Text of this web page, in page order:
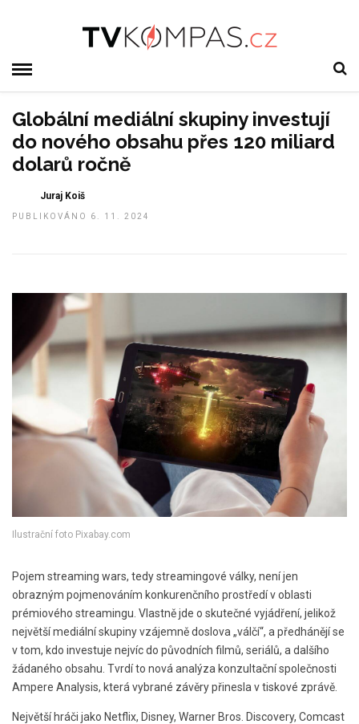
Globální mediální skupiny investují
do nového obsahu přes 120 miliard
dolarů ročně
Juraj Koiš
PUBLIKOVÁNO 6. 11. 2024
Ilustrační foto Pixabay.com
Pojem streaming wars, tedy streamingové války, není jen
obrazným pojmenováním konkurenčního prostředí v oblasti
prémiového streamingu. Vlastně jde o skutečné vyjádření, jelikož
největší mediální skupiny vzájemně doslova „válčí“, a předhánějí se
v tom, kdo investuje nejvíc do původních filmů, seriálů, a dalšího
žádaného obsahu. Tvrdí to nová analýza konzultační společnosti
Ampere Analysis, která vybrané závěry přinesla v tiskové zprávě.
Největší hráči jako Netflix, Disney, Warner Bros. Discovery, Comcast